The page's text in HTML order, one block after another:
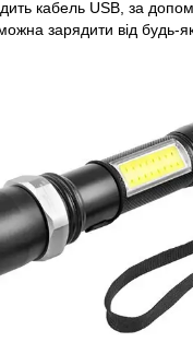
кабель USB, за
зарядити від будь-